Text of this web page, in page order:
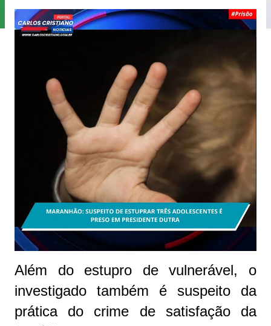
Além do estupro de vulnerável, o
investigado também é suspeito da
prática do crime de satisfação da